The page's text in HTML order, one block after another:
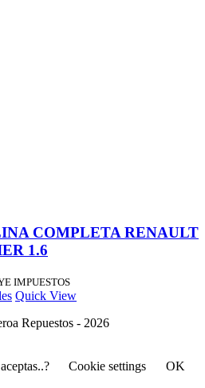
COMPLETA RENAULT
1.6
IMPUESTOS
Quick View
Repuestos - 2026
Cookie settings
OK